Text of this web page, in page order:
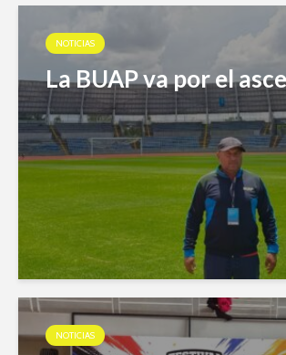
NOTICIAS
La BUAP va por el
NOTICIAS